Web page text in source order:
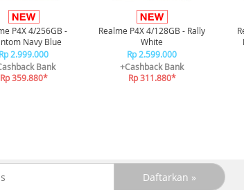
P4X 4/256GB -
Navy Blue
Rp 2.999.000
Bank
Rp 359.880*
Realme P4X 4/128GB - Rally
White
Rp 2.599.000
+Cashback Bank
Rp 311.880*